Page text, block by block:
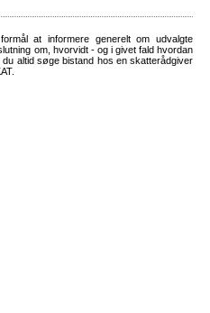
at informere generelt om udvalgte
om, hvorvidt - og i givet fald hvordan
altid søge bistand hos en skatterådgiver